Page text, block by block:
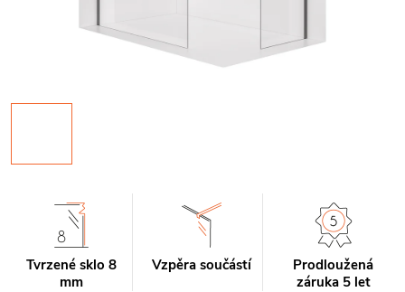
Tvrzené sklo 8
mm
Vzpěra součástí
Prodloužená
záruka 5 let